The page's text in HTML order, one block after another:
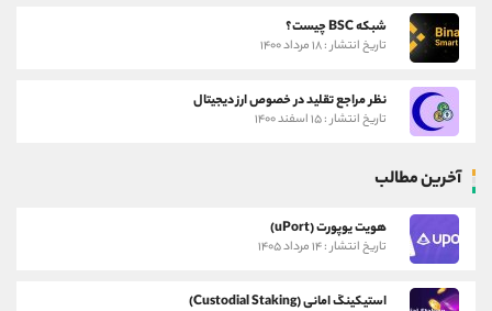
شبکه BSC چیست؟
تاریخ انتشار : ۱۸ مرداد ۱۴۰۰
نظر مراجع تقلید در خصوص ارز دیجیتال
تاریخ انتشار : ۱۵ اسفند ۱۴۰۰
آخرین مطالب
هویت یوپورت (uPort)
تاریخ انتشار : ۱۴ مرداد ۱۴۰۵
استیکینگ امانی (Custodial Staking)